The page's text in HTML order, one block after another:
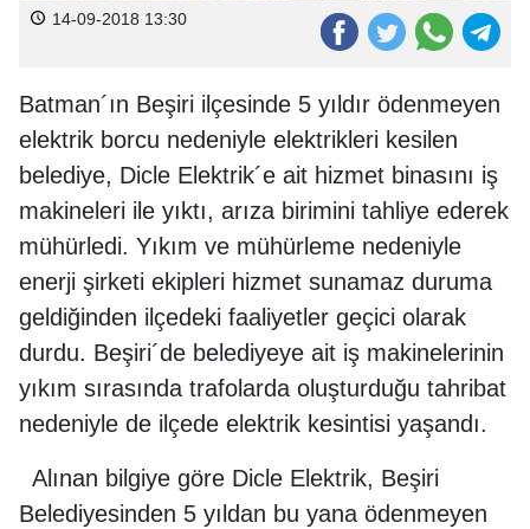
14-09-2018 13:30
Batman´ın Beşiri ilçesinde 5 yıldır ödenmeyen
elektrik borcu nedeniyle elektrikleri kesilen
belediye, Dicle Elektrik´e ait hizmet binasını iş
makineleri ile yıktı, arıza birimini tahliye ederek
mühürledi. Yıkım ve mühürleme nedeniyle
enerji şirketi ekipleri hizmet sunamaz duruma
geldiğinden ilçedeki faaliyetler geçici olarak
durdu. Beşiri´de belediyeye ait iş makinelerinin
yıkım sırasında trafolarda oluşturduğu tahribat
nedeniyle de ilçede elektrik kesintisi yaşandı.
Alınan bilgiye göre Dicle Elektrik, Beşiri
Belediyesinden 5 yıldan bu yana ödenmeyen